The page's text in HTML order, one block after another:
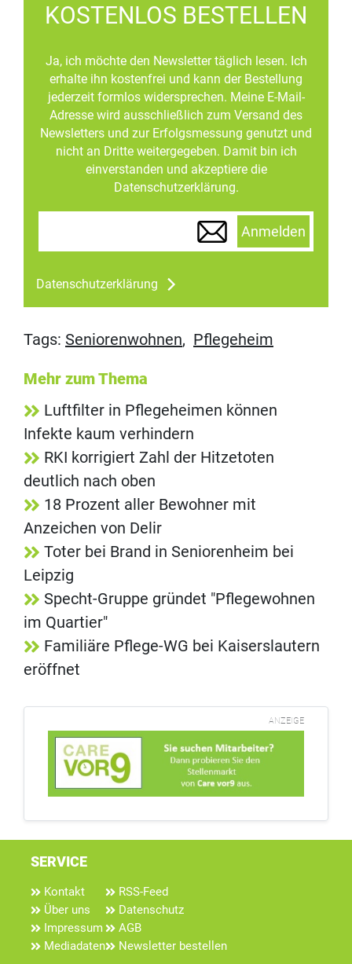
KOSTENLOS BESTELLEN
Ja, ich möchte den Newsletter täglich lesen. Ich
erhalte ihn kostenfrei und kann der Bestellung
jederzeit formlos widersprechen. Meine E-Mail-
Adresse wird ausschließlich zum Versand des
Newsletters und zur Erfolgsmessung genutzt und
nicht an Dritte weitergegeben. Damit bin ich
einverstanden und akzeptiere die
Datenschutzerklärung.
Anmelden
Datenschutzerklärung
Tags: Seniorenwohnen, Pflegeheim
Mehr zum Thema
Luftfilter in Pflegeheimen können
Infekte kaum verhindern
RKI korrigiert Zahl der Hitzetoten
deutlich nach oben
18 Prozent aller Bewohner mit
Anzeichen von Delir
Toter bei Brand in Seniorenheim bei
Leipzig
Specht-Gruppe gründet "Pflegewohnen
im Quartier"
Familiäre Pflege-WG bei Kaiserslautern
eröffnet
ANZEIGE
SERVICE
Kontakt
Über uns
Impressum
Mediadaten
RSS-Feed
Datenschutz
AGB
Newsletter bestellen